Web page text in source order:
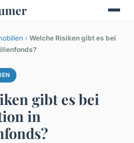
› Welche Risiken gibt es bei
gibt es bei
in